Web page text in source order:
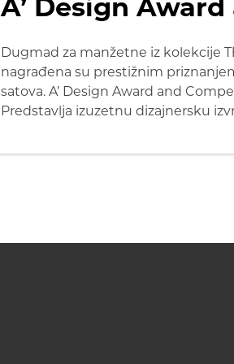
A’ Design
Dugmad za manžetne iz kolekcije
nagrađena su prestižnim
satova. A’ Design Award and
Predstavlja izuzetnu dizajnersku